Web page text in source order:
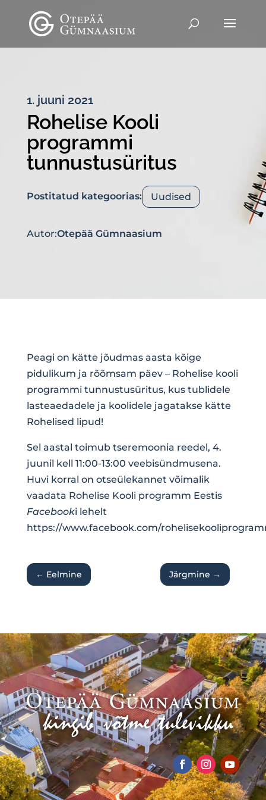
1. juuni 2021
Rohelise Kooli
programmi
tunnustusüritus
Postitatud kategoorias: Uudised
Autor:Otepää Gümnaasium
Peagi on kätte jõudmas aasta kõige
pidulikum ja rõõmsam päev – Rohelise kooli
programmi tunnustusüritus, kus tublidele
lasteaedadele ja koolidele jagatakse kätte
Rohelised lipud!
Sel aastal toimub tseremoonia reedel, 4.
juunil kell 11:00-13:00 veebisündmusena.
Huvi korral on otseülekannet võimalik
vaadata Rohelise Kooli programm Eestis
Facebooki lehelt
https://www.facebook.com/
← Eelmine Järgmine →